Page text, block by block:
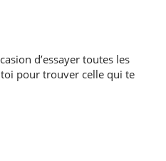
d’essayer toutes les
pour trouver celle qui te